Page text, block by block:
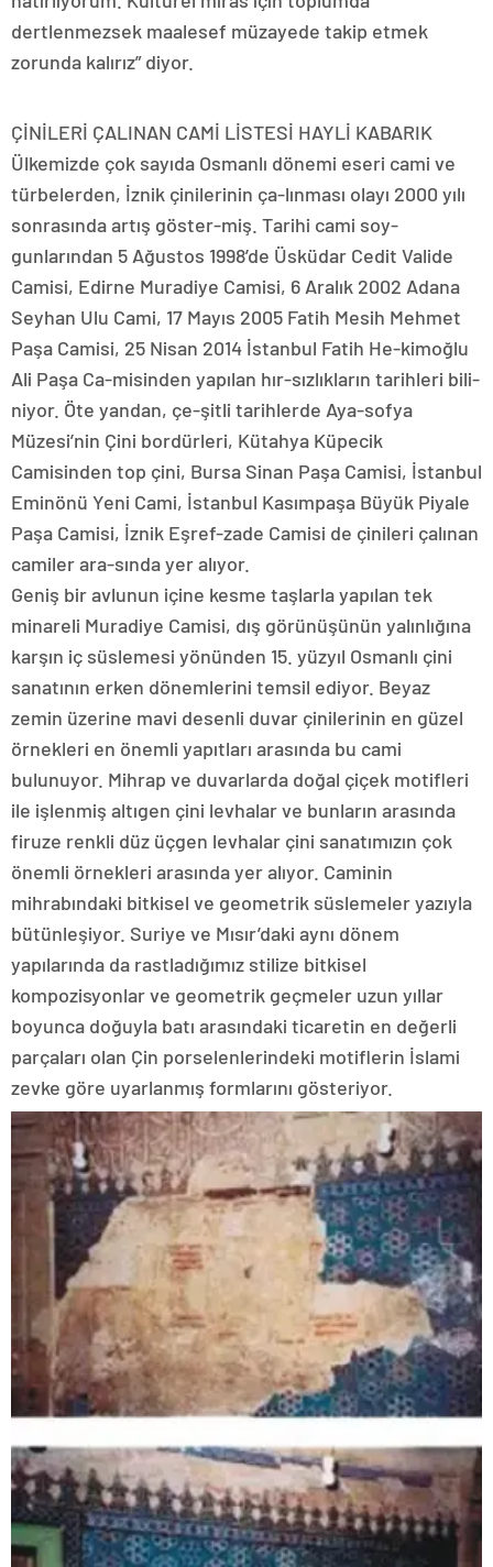
dertlenmezsek maalesef müzayede takip etmek
zorunda kalırız” diyor.
ÇİNİLERİ ÇALINAN CAMİ LİSTESİ HAYLİ KABARIK
Ülkemizde çok sayıda Osmanlı dönemi eseri cami ve
türbelerden, İznik çinilerinin ça-lınması olayı 2000 yılı
sonrasında artış göster-miş. Tarihi cami soy-
gunlarından 5 Ağustos 1998’de Üsküdar Cedit Valide
Camisi, Edirne Muradiye Camisi, 6 Aralık 2002 Adana
Seyhan Ulu Cami, 17 Mayıs 2005 Fatih Mesih Mehmet
Paşa Camisi, 25 Nisan 2014 İstanbul Fatih He-kimoğlu
Ali Paşa Ca-misinden yapılan hır-sızlıkların tarihleri bili-
niyor. Öte yandan, çe-şitli tarihlerde Aya-sofya
Müzesi’nin Çini bordürleri, Kütahya Küpecik
Camisinden top çini, Bursa Sinan Paşa Camisi, İstanbul
Eminönü Yeni Cami, İstanbul Kasımpaşa Büyük Piyale
Paşa Camisi, İznik Eşref-zade Camisi de çinileri çalınan
camiler ara-sında yer alıyor.
Geniş bir avlunun içine kesme taşlarla yapılan tek
minareli Muradiye Camisi, dış görünüşünün yalınlığına
karşın iç süslemesi yönünden 15. yüzyıl Osmanlı çini
sanatının erken dönemlerini temsil ediyor. Beyaz
zemin üzerine mavi desenli duvar çinilerinin en güzel
örnekleri en önemli yapıtları arasında bu cami
bulunuyor. Mihrap ve duvarlarda doğal çiçek motifleri
ile işlenmiş altıgen çini levhalar ve bunların arasında
firuze renkli düz üçgen levhalar çini sanatımızın çok
önemli örnekleri arasında yer alıyor. Caminin
mihrabındaki bitkisel ve geometrik süslemeler yazıyla
bütünleşiyor. Suriye ve Mısır’daki aynı dönem
yapılarında da rastladığımız stilize bitkisel
kompozisyonlar ve geometrik geçmeler uzun yıllar
boyunca doğuyla batı arasındaki ticaretin en değerli
parçaları olan Çin porselenlerindeki motiflerin İslami
zevke göre uyarlanmış formlarını gösteriyor.